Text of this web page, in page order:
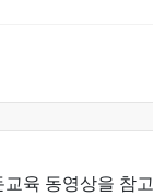
육 동영상을 참